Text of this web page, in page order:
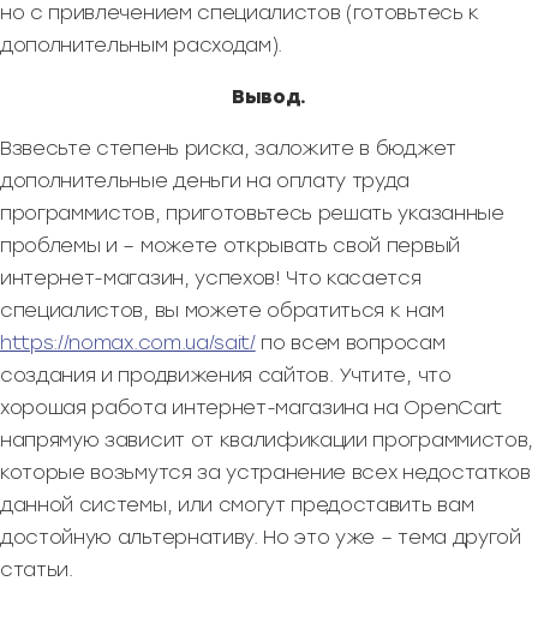
но с привлечением специалистов (готовьтесь к
дополнительным расходам).
Вывод.
Взвесьте степень риска, заложите в бюджет
дополнительные деньги на оплату труда
программистов, приготовьтесь решать указанные
проблемы и – можете открывать свой первый
интернет-магазин, успехов! Что касается
специалистов, вы можете обратиться к нам
https://nomax.com.ua/sait/по всем вопросам
создания и продвижения сайтов. Учтите, что
хорошая работа интернет-магазина на OpenCart
напрямую зависит от квалификации программистов,
которые возьмутся за устранение всех недостатков
данной системы, или смогут предоставить вам
достойную альтернативу. Но это уже – тема другой
статьи.